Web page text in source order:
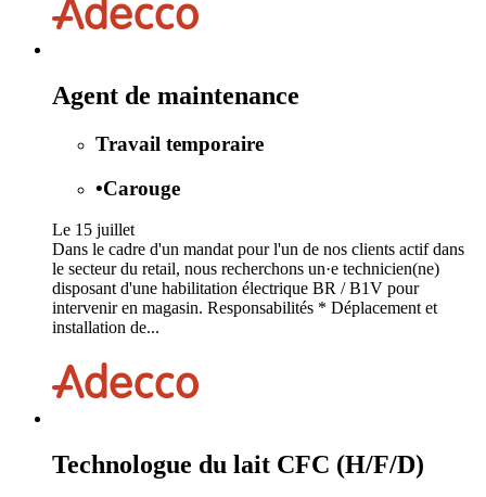
Agent de maintenance
Travail temporaire
•Carouge
Le 15 juillet
Dans le cadre d'un mandat pour l'un de nos clients actif dans
le secteur du retail, nous recherchons un·e technicien(ne)
disposant d'une habilitation électrique BR / B1V pour
intervenir en magasin. Responsabilités * Déplacement et
installation de...
Technologue du lait CFC (H/F/D)